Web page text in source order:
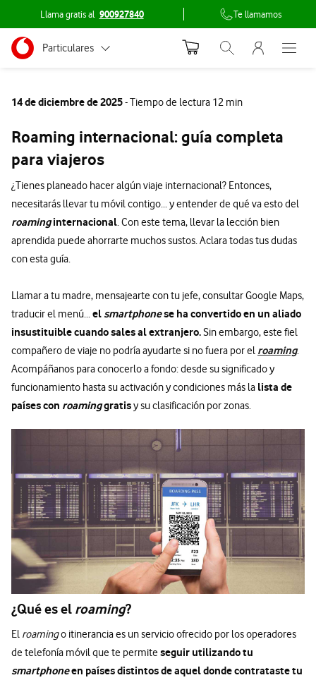
Llama gratis al 900927840 Te llamamos
Ir a la pagina principal de vodafone.es
Menu navegación Segmento
Particulares
Grandes empresas
y AA.PP.
Abrir buscador.
Menu
Abre
14 de diciembre de 2025- Tiempo de lectura 12 min
Roaming internacional: guía completa
para viajeros
¿Tienes planeado hacer algún viaje internacional? Entonces,
necesitarás llevar tu móvil contigo... y entender de qué va esto del
roaminginternacional. Con este tema, llevar la lección bien
aprendida puede ahorrarte muchos sustos. Aclara todas tus dudas
con esta guía.
Llamar a tu madre, mensajearte con tu jefe, consultar Google Maps,
traducir el menú...el smartphonese ha convertido en un aliado
insustituible cuando sales al extranjero.Sin embargo, este fiel
compañero de viaje no podría ayudarte si no fuera por el roaming.
Acompáñanos para conocerlo a fondo: desde su significado y
funcionamiento hasta su activación y condiciones más la lista de
países con roaminggratisy su clasificación por zonas.
¿Qué es el roaming?
El roamingo itinerancia es un servicio ofrecido por los operadores
de telefonía móvil que te permiteseguir utilizando tu
smartphoneen países distintos de aquel donde contrataste tu